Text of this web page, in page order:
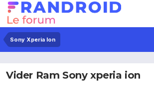
Sony Xperia Ion
Vider Ram Sony xperia ion